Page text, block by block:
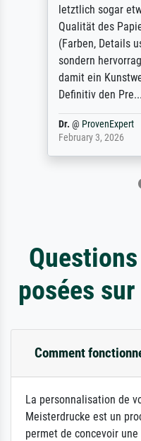
letztlich sogar
Qualität des
(Farben, Details
sondern
damit ein
Definitiv den Pre...
Dr. @ ProvenExpert
February 3, 2026
posées
Comment
La personnalisation de
Meisterdrucke est un
permet de concevoir